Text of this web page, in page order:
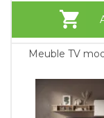
Meuble TV